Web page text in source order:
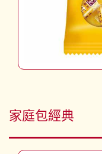
家庭包經典